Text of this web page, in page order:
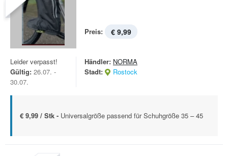
Preis: € 9,99
Leider verpasst!
Gültig: 26.07. -
30.07.
Händler: NORMA
Stadt:
Rostock
€ 9,99 / Stk - Universalgröße passend für Schuhgröße 35 – 45